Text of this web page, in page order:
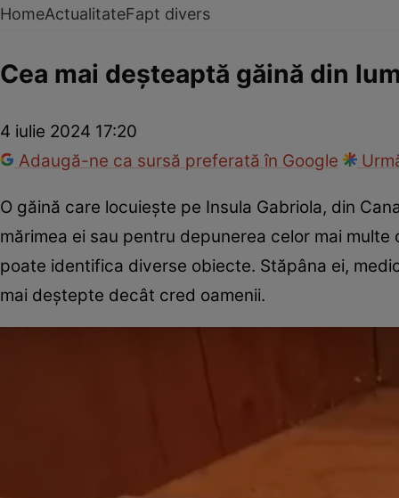
HomeActualitateFapt divers
Cea mai deșteaptă găină din
4 iulie 2024 17:20
Adaugă-ne ca sursă preferată în Google
O găină care locuiește pe Insula Gabriola, din
mărimea ei sau pentru depunerea celor mai
poate identifica diverse obiecte. Stăpâna ei,
mai deștepte decât cred oamenii.